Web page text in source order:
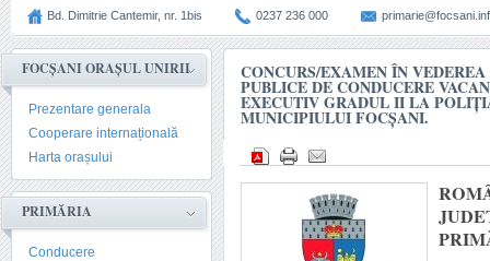
Bd. Dimitrie Cantemir, nr. 1bis 0237 236 000
FOCȘANI ORAȘUL UNIRII
Prezentare generala
Cooperare internațională
Harta orașului
PRIMĂRIA
Conducere
CONCURS/EXAMEN ÎN
PUBLICE DE CONDUCERE
EXECUTIV GRADUL II LA
MUNICIPIULUI FOCŞANI.